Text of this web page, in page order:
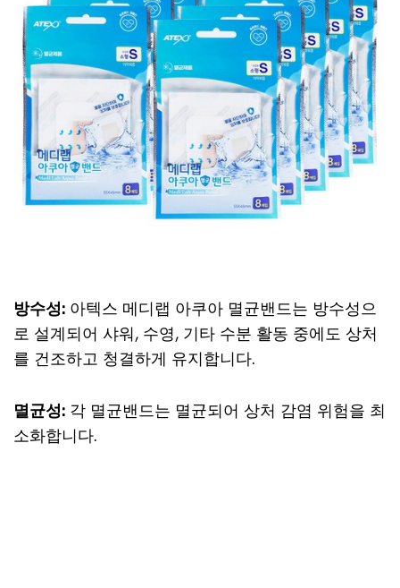
방수성: 아텍스 메디랩 아쿠아 멸균밴드는 방수성으
로 설계되어 샤워, 수영, 기타 수분 활동 중에도 상처
를 건조하고 청결하게 유지합니다.
멸균성: 각 멸균밴드는 멸균되어 상처 감염 위험을 최
소화합니다.